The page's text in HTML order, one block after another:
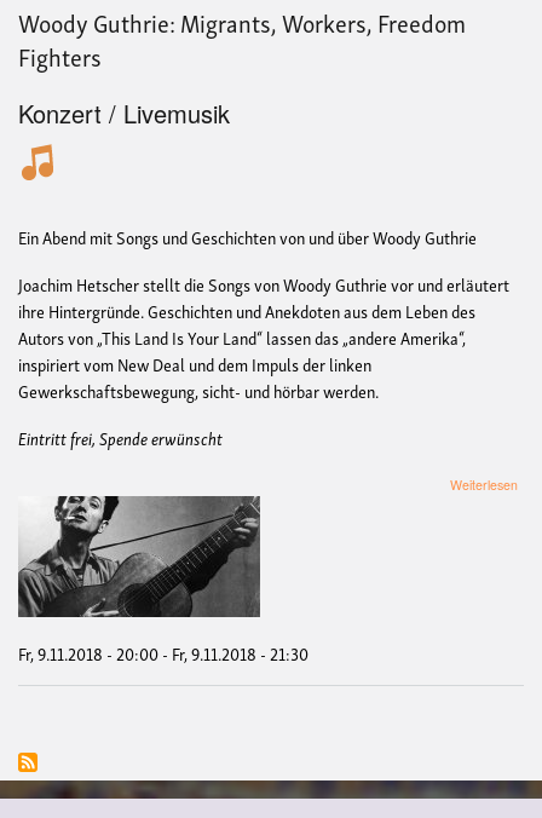
Woody Guthrie: Migrants, Workers, Freedom
Fighters
Konzert / Livemusik
Ein Abend mit Songs und Geschichten von und über Woody Guthrie
Joachim Hetscher stellt die Songs von Woody Guthrie vor und erläutert
ihre Hintergründe. Geschichten und Anekdoten aus dem Leben des
Autors von „This Land Is Your Land“ lassen das „andere Amerika“,
inspiriert vom New Deal und dem Impuls der linken
Gewerkschaftsbewegung, sicht- und hörbar werden.
Eintritt frei, Spende erwünscht
Weiterlesen
Fr, 9.11.2018 - 20:00- Fr, 9.11.2018 - 21:30